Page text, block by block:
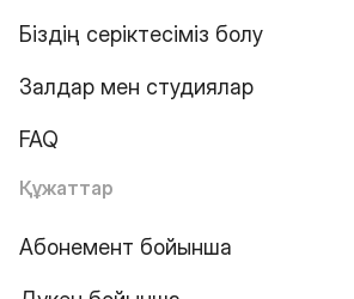
Біздің серіктесіміз болу
Залдар мен студиялар
FAQ
Құжаттар
Абонемент бойынша